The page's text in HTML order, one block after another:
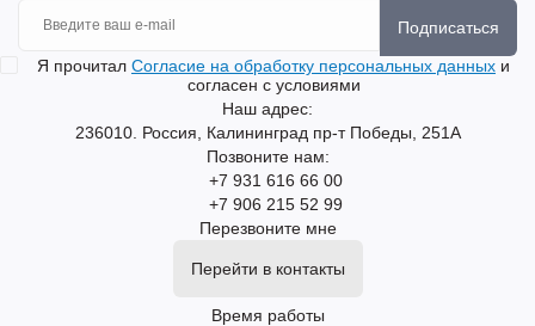
Подписаться
Я прочитал Согласие на обработку персональных данных и
согласен с условиями
Наш адрес:
236010. Россия, Калининград пр-т Победы, 251А
Позвоните нам:
+7 931 616 66 00
+7 906 215 52 99
Перезвоните мне
Перейти в контакты
Время работы